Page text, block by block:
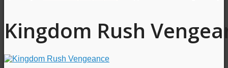
Kingdom Rush